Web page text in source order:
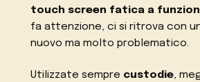
touch screen fatica a
fa attenzione, ci si ritrova con
nuovo ma molto problematico.
Utilizzate sempre custodie,